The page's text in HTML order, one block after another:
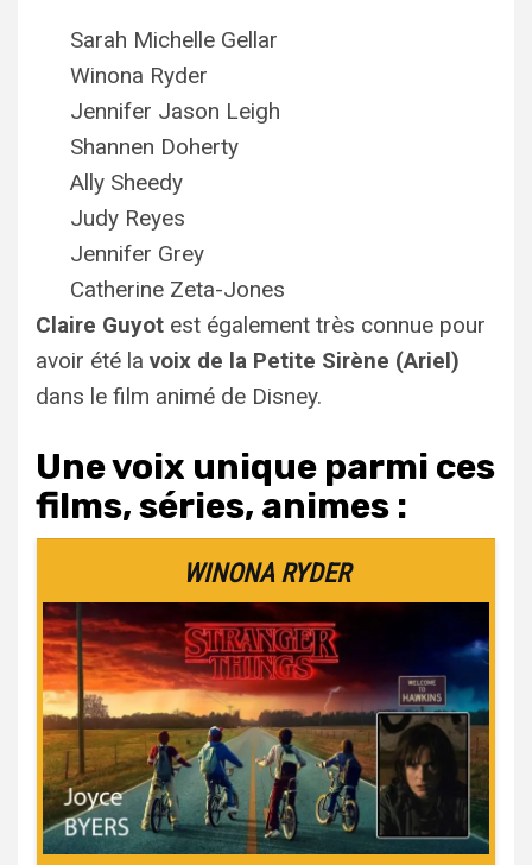
Sarah Michelle Gellar
Winona Ryder
Jennifer Jason Leigh
Shannen Doherty
Ally Sheedy
Judy Reyes
Jennifer Grey
Catherine Zeta-Jones
Claire Guyot est également très connue pour
avoir été la voix de la Petite Sirène (Ariel)
dans le film animé de Disney.
Une voix unique parmi ces
films, séries, animes :
WINONA RYDER